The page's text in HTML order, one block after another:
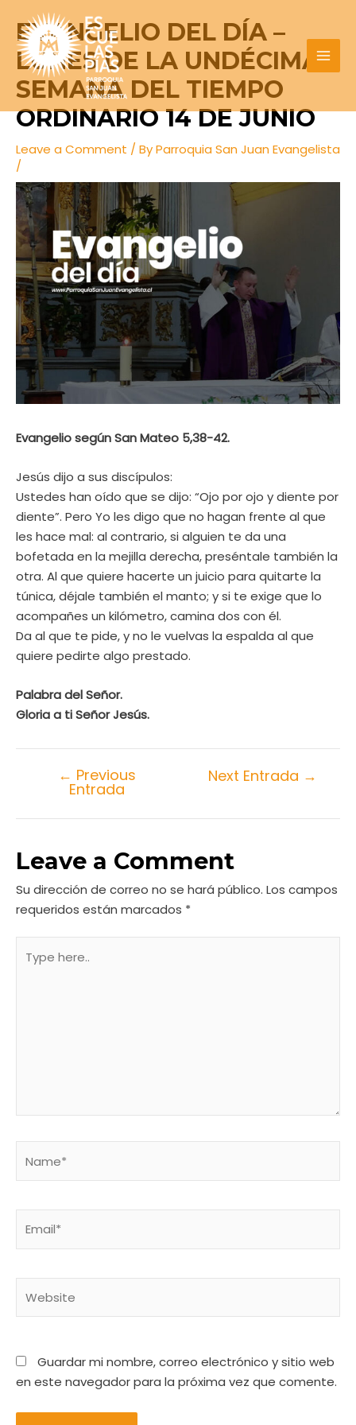
content
EVANGELIO DEL DÍA –
LUNES DE LA UNDÉCIMA
SEMANA DEL TIEMPO
ORDINARIO 14 DE JUNIO
Leave a Comment / ByParroquia San Juan Evangelista
/
Evangelio según San Mateo 5,38-42.
Jesús dijo a sus discípulos:
Ustedes han oído que se dijo: “Ojo por ojo y diente por
diente”. Pero Yo les digo que no hagan frente al que
les hace mal: al contrario, si alguien te da una
bofetada en la mejilla derecha, preséntale también la
otra. Al que quiere hacerte un juicio para quitarte la
túnica, déjale también el manto; y si te exige que lo
acompañes un kilómetro, camina dos con él.
Da al que te pide, y no le vuelvas la espalda al que
quiere pedirte algo prestado.
Palabra del Señor.
Gloria a ti Señor Jesús.
navigation
← Previous
Entrada
Next Entrada →
Leave a Comment
Su dirección de correo no se hará público. Los campos
requeridos están marcados *
here..
Guardar mi nombre, correo electrónico y sitio web
en este navegador para la próxima vez que comente.